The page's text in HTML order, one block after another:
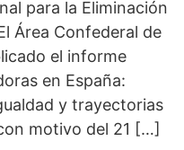
para la Eliminación
Área Confederal de
el informe
en España:
y trayectorias
motivo del 21 […]